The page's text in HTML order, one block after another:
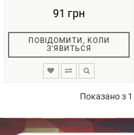
91 грн
ПОВІДОМИТИ, КОЛИ
З'ЯВИТЬСЯ
Показано з 1